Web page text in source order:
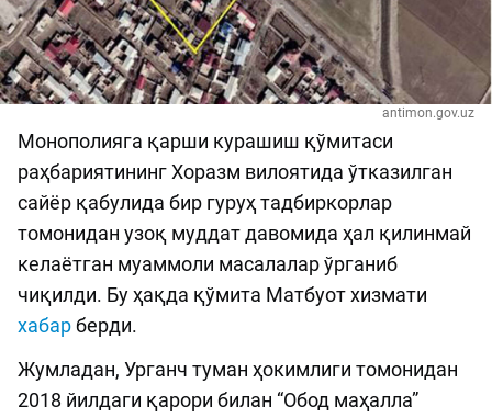
antimon.gov.uz
Монополияга қарши курашиш қўмитаси
раҳбариятининг Хоразм вилоятида ўтказилган
сайёр қабулида бир гуруҳ тадбиркорлар
томонидан узоқ муддат давомида ҳал қилинмай
келаётган муаммоли масалалар ўрганиб
чиқилди. Бу ҳақда қўмита Матбуот хизмати
хабарберди.
Жумладан, Урганч туман ҳокимлиги томонидан
2018 йилдаги қарори билан “Обод маҳалла”